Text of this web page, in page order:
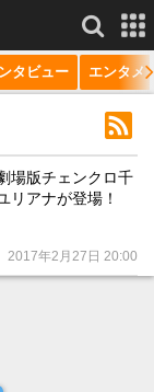
もっと見る
タビュー エンタメ
場版チェンクロ千
リアナが登場！
2017年2月27日 20:00